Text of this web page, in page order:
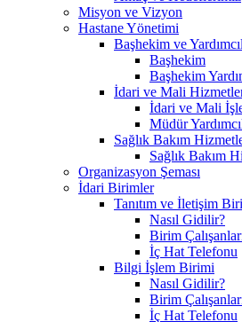
Misyon ve Vizyon
Hastane Yönetimi
Başhekim ve
Başhekim
Başhekim
İdari ve Mali
İdari ve Mali
Müdür
Sağlık Bakım
Sağlık Bakım
Organizasyon Şeması
İdari Birimler
Tanıtım ve İletişim
Nasıl Gidilir?
Birim
İç Hat Telefonu
Bilgi İşlem Birimi
Nasıl Gidilir?
Birim
İç Hat Telefonu